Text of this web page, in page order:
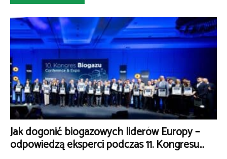
Jak dogonić biogazowych liderów Europy –
odpowiedzą eksperci podczas 11. Kongresu...